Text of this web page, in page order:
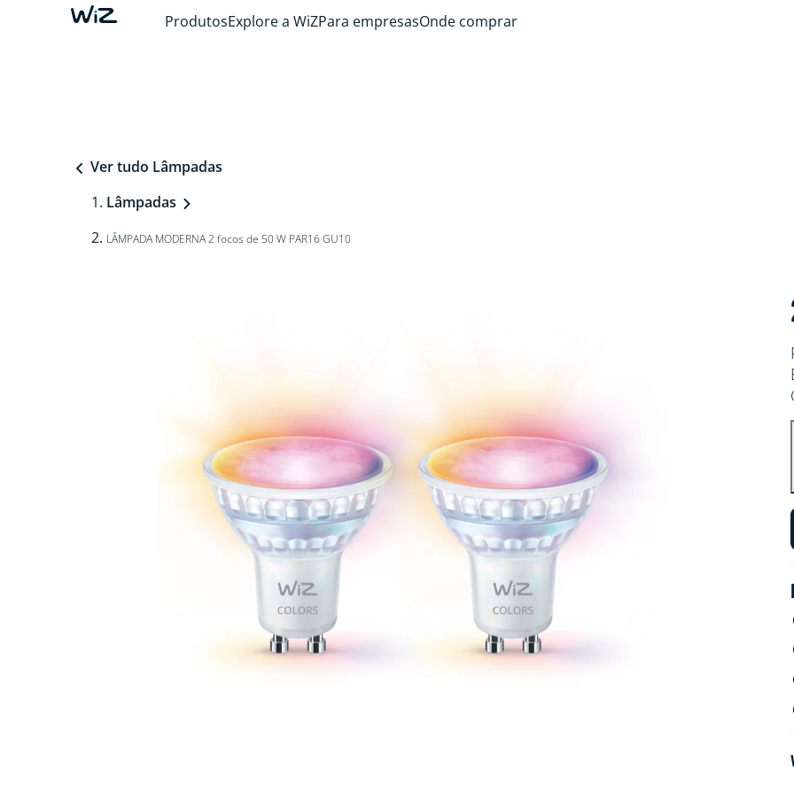
ProdutosExplore a WiZPara empresasOnde comprar
Ver tudo Lâmpadas
Lâmpadas
LÂMPADA MODERNA 2 focos de 50 W PAR16 GU10